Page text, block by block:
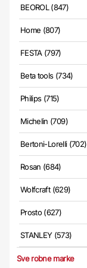
BEOROL (847)
Home (807)
FESTA (797)
Beta tools (734)
Philips (715)
Michelin (709)
Bertoni-Lorelli (702)
Rosan (684)
Wolfcraft (629)
Prosto (627)
STANLEY (573)
Sve robne marke